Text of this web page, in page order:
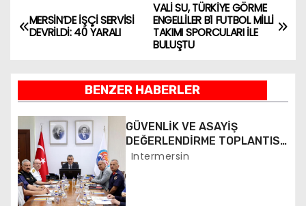
Y
a
ı
g
e
z
VALİ SU, TÜRKİYE GÖRME
ENGELLİLER B1 FUTBOL MİLLİ
TAKIMI SPORCULARI İLE
BULUŞTU
MERSİN’DE İŞÇİ SERVİSİ
DEVRİLDİ: 40 YARALI
BENZER HABERLER
GÜVENLİK VE ASAYİŞ
DEĞERLENDİRME TOPLANTISI
YAPILDI
Intermersin